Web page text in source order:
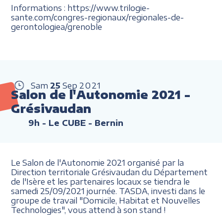
Informations : https://www.trilogie-
sante.com/congres-regionaux/regionales-de-
gerontologiea/grenoble
Sam 25 Sep 2021
Salon de l'Autonomie 2021 -
Grésivaudan
9h - Le CUBE - Bernin
Le Salon de l'Autonomie 2021 organisé par la
Direction territoriale Grésivaudan du Département
de l'Isère et les partenaires locaux se tiendra le
samedi 25/09/2021 journée. TASDA, investi dans le
groupe de travail "Domicile, Habitat et Nouvelles
Technologies", vous attend à son stand !